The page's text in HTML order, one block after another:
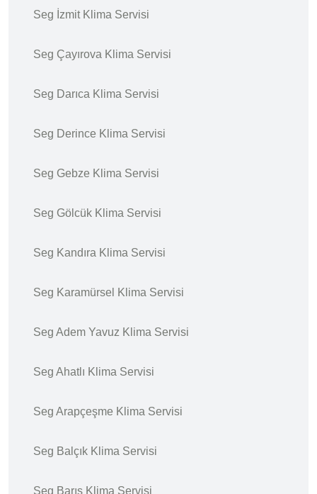
Seg İzmit Klima Servisi
Seg Çayırova Klima Servisi
Seg Darıca Klima Servisi
Seg Derince Klima Servisi
Seg Gebze Klima Servisi
Seg Gölcük Klima Servisi
Seg Kandıra Klima Servisi
Seg Karamürsel Klima Servisi
Seg Adem Yavuz Klima Servisi
Seg Ahatlı Klima Servisi
Seg Arapçeşme Klima Servisi
Seg Balçık Klima Servisi
Seg Barış Klima Servisi